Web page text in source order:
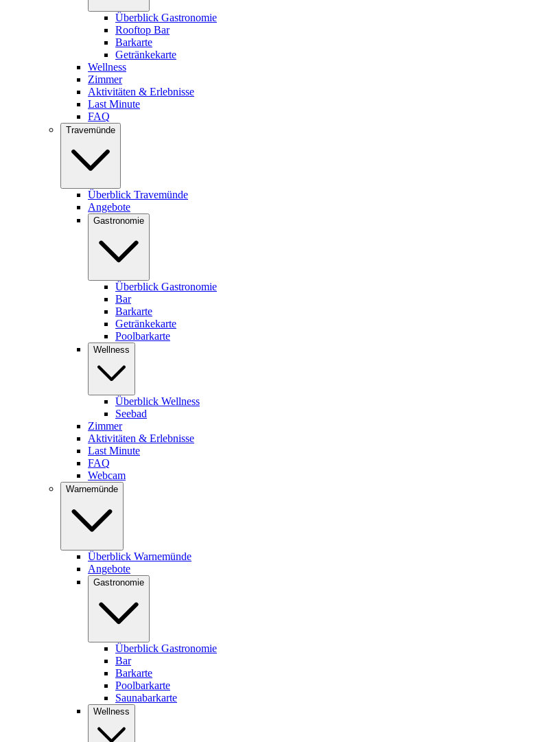
Überblick Gastronomie
Rooftop Bar
Barkarte
Getränkekarte
Wellness
Zimmer
Aktivitäten & Erlebnisse
Last Minute
FAQ
Travemünde
Überblick Travemünde
Angebote
Gastronomie
Überblick Gastronomie
Bar
Barkarte
Getränkekarte
Poolbarkarte
Wellness
Überblick Wellness
Seebad
Zimmer
Aktivitäten & Erlebnisse
Last Minute
FAQ
Webcam
Warnemünde
Überblick Warnemünde
Angebote
Gastronomie
Überblick Gastronomie
Bar
Barkarte
Poolbarkarte
Saunabarkarte
Wellness